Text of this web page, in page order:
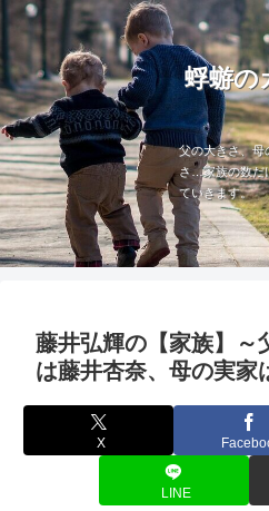
蜉蝣の
父の大きさ、母
さ…家族の数だ
ていきます。
藤井弘輝の【家族】～
は藤井杏奈、母の実家
X
LINE